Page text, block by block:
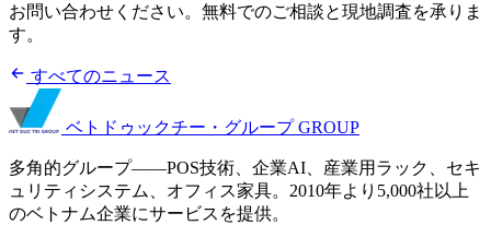
お問い合わせください。無料でのご相談と現地調査を承りま
す。
すべてのニュース
ベトドゥックチー・グループGROUP
多角的グループ——POS技術、企業AI、産業用ラック、セキ
ュリティシステム、オフィス家具。2010年より5,000社以上
のベトナム企業にサービスを提供。